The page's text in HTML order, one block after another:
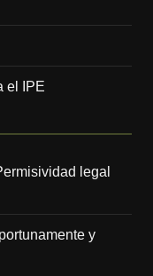
el IPE
legal
y